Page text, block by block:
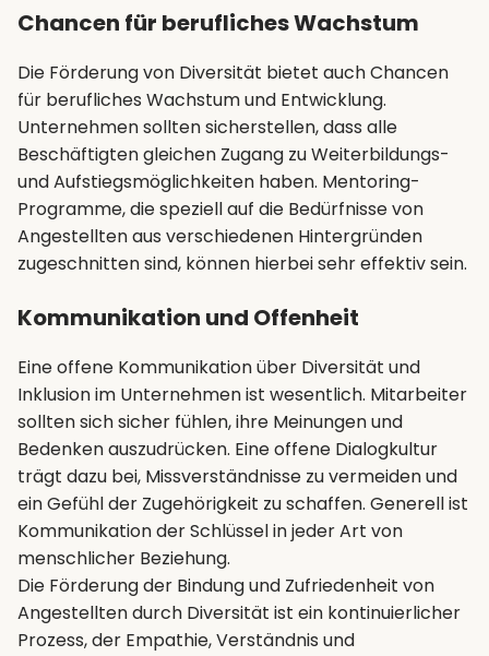
Chancen für berufliches Wachstum
Die Förderung von Diversität bietet auch Chancen
für berufliches Wachstum und Entwicklung.
Unternehmen sollten sicherstellen, dass alle
Beschäftigten gleichen Zugang zu Weiterbildungs-
und Aufstiegsmöglichkeiten haben. Mentoring-
Programme, die speziell auf die Bedürfnisse von
Angestellten aus verschiedenen Hintergründen
zugeschnitten sind, können hierbei sehr effektiv sein.
Kommunikation und Offenheit
Eine offene Kommunikation über Diversität und
Inklusion im Unternehmen ist wesentlich. Mitarbeiter
sollten sich sicher fühlen, ihre Meinungen und
Bedenken auszudrücken. Eine offene Dialogkultur
trägt dazu bei, Missverständnisse zu vermeiden und
ein Gefühl der Zugehörigkeit zu schaffen. Generell ist
Kommunikation der Schlüssel in jeder Art von
menschlicher Beziehung.
Die Förderung der Bindung und Zufriedenheit von
Angestellten durch Diversität ist ein kontinuierlicher
Prozess, der Empathie, Verständnis und